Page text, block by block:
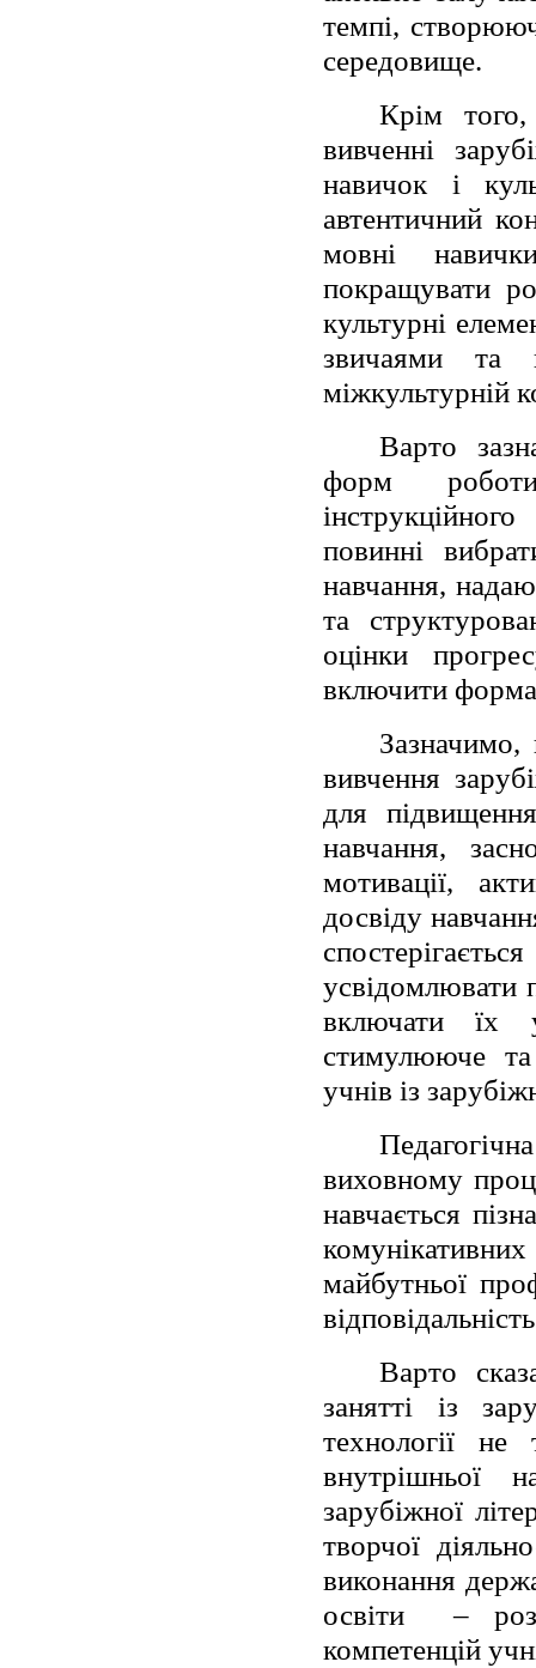
темпі,
середовище.
Крім
вивченні
навичок і
автентичний
мовні
покращувати
культурні
звичаями та
міжкультурній
Варто
форм
повинні
навчання,
та
оцінки
включити
Зазначимо,
вивчення
для
навчання,
мотивації,
досвіду
усвідомлювати
включати їх
стимулююче та
учнів із
виховному
навчається
майбутньої
Варто
занятті із
технології
внутрішньої
зарубіжної
творчої
виконання
освіти
–
компетенцій